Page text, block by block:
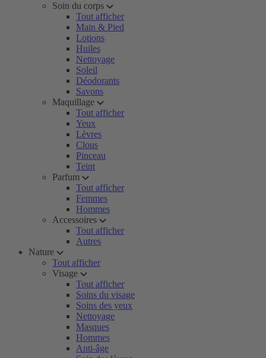
Soin du corps
Tout afficher
Main & Pied
Lotions
Huiles
Nettoyage
Soleil
Déodorants
Savons
Maquillage
Tout afficher
Yeux
Lèvres
Clous
Pinceau
Teint
Parfum
Tout afficher
Femmes
Hommes
Accessoires
Tout afficher
Autres
Nature
Tout afficher
Visage
Tout afficher
Soins du visage
Soins des yeux
Nettoyage
Masques
Hommes
Anti-âge